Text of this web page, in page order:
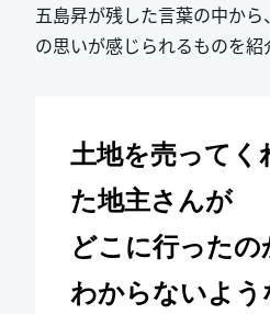
五島昇が残した言葉の中か
の思いが感じられるものを紹
土地を売ってく
た地主さんが
どこに行ったの
わからないよう